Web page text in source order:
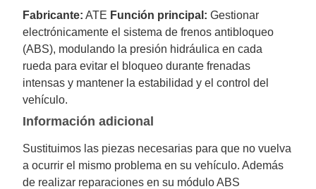
Fabricante: ATE Función principal: Gestionar
electrónicamente el sistema de frenos antibloqueo
(ABS), modulando la presión hidráulica en cada
rueda para evitar el bloqueo durante frenadas
intensas y mantener la estabilidad y el control del
vehículo.
Información adicional
Sustituimos las piezas necesarias para que no vuelva
a ocurrir el mismo problema en su vehículo. Además
de realizar reparaciones en su módulo ABS